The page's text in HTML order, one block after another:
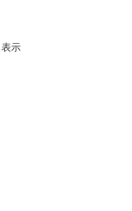
表示